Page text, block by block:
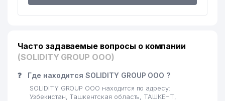
Часто задаваемые вопросы о компании
(SOLIDITY GROUP ООО)
❓ Где находится SOLIDITY GROUP ООО ?
SOLIDITY GROUP ООО находится по адресу:
Узбекистан, Ташкентская область, ТАШКЕНТ,